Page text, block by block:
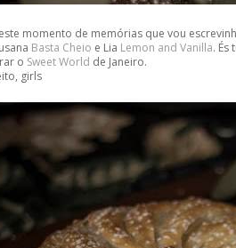
momento de memórias que vou
Basta Cheio e Lia Lemon and Vanilla. És
o Sweet World de Janeiro.
girls